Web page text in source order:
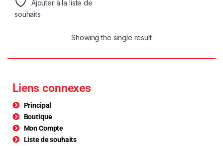
Ajouter à la liste de
souhaits
Showing the single result
Liens connexes
Principal
Boutique
Mon Compte
Liste de souhaits